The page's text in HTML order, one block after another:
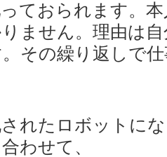
ておられます。
ません。理由は
その繰り返しで
れたロボットに
わせて、